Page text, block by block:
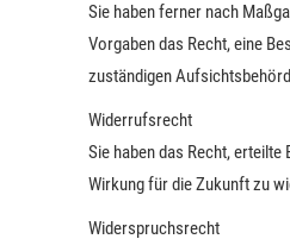
Sie haben ferner nach
Vorgaben das Recht, eine
zuständigen
Widerrufsrecht
Sie haben das Recht, erteilte
Wirkung für die Zukunft zu
Widerspruchsrecht